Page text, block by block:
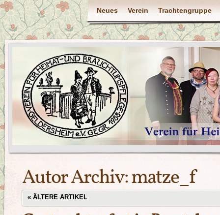
Neues Verein Trachtengruppe
Autor Archiv:matze_f
« ÄLTERE ARTIKEL